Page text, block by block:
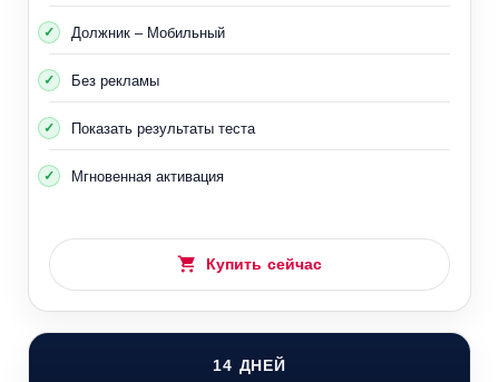
Должник – Мобильный
Без рекламы
Показать результаты теста
Мгновенная активация
Купить сейчас
14 ДНЕЙ